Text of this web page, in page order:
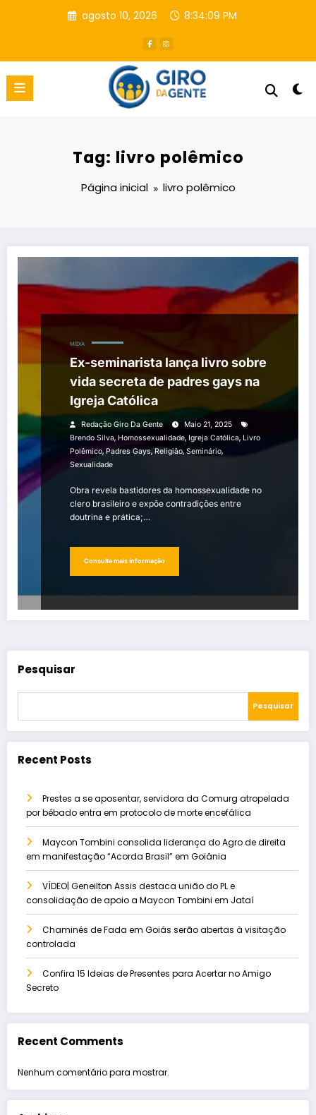
agosto 10, 2026 8:34:10 PM
Tag: livro polêmico
Página inicial livro polêmico
MÍDIA
Ex-seminarista lança livro sobre
vida secreta de padres gays na
Igreja Católica
Redação Giro Da Gente
Maio 21, 2025
Brendo Silva, Homossexualidade, Igreja Católica, Livro
Polêmico, Padres Gays,Religião, Seminário,
Sexualidade
Obra revela bastidores da homossexualidade no
clero brasileiro e expõe contradições entre
doutrina e prática;…
Consulte mais informação
Pesquisar
Pesquisar
Recent Posts
Prestes a se aposentar, servidora da Comurg atropelada
por bêbado entra em protocolo de morte encefálica
Maycon Tombini consolida liderança do Agro de direita
em manifestação “Acorda Brasil” em Goiânia
VÍDEO| Geneilton Assis destaca união do PL e
consolidação de apoio a Maycon Tombini em Jataí
Chaminés de Fada em Goiás serão abertas à visitação
controlada
Confira 15 Ideias de Presentes para Acertar no Amigo
Secreto
Recent Comments
Nenhum comentário para mostrar.